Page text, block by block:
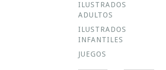
ILUSTRADOS
ADULTOS
ILUSTRADOS
INFANTILES
JUEGOS